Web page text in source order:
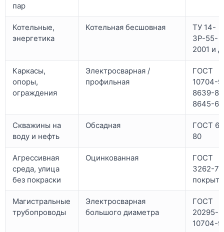
пар
Котельные,
энергетика
Котельная бесшовная
ТУ 14-
3Р-55-
2001 и
Каркасы,
опоры,
ограждения
Электросварная /
профильная
ГОСТ
10704-
8639-
8645-68
Скважины на
воду и нефть
Обсадная
ГОСТ
80
Агрессивная
среда, улица
без покраски
Оцинкованная
ГОСТ
3262-
Магистральные
трубопроводы
Электросварная
большого диаметра
ГОСТ
20295-
10704-